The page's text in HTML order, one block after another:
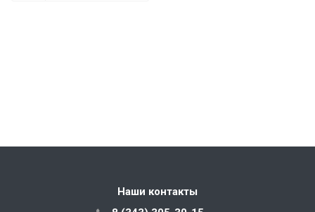
Наши контакты